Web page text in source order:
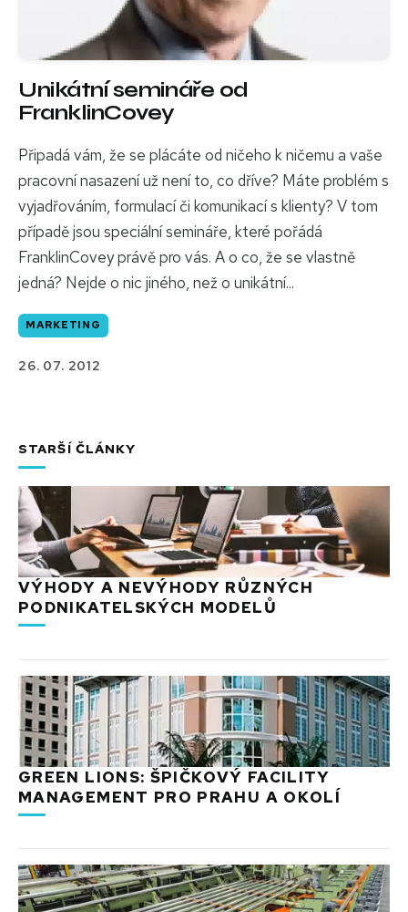
Unikátní semináře od
FranklinCovey
Připadá vám, že se plácáte od ničeho k ničemu a vaše
pracovní nasazení už není to, co dříve? Máte problém s
vyjadřováním, formulací či komunikací s klienty? V tom
případě jsou speciální semináře, které pořádá
FranklinCovey právě pro vás. A o co, že se vlastně
jedná? Nejde o nic jiného, než o unikátní...
MARKETING
26. 07. 2012
STARŠÍ ČLÁNKY
VÝHODY A NEVÝHODY RŮZNÝCH
PODNIKATELSKÝCH MODELŮ
GREEN LIONS: ŠPIČKOVÝ FACILITY
MANAGEMENT PRO PRAHU A OKOLÍ